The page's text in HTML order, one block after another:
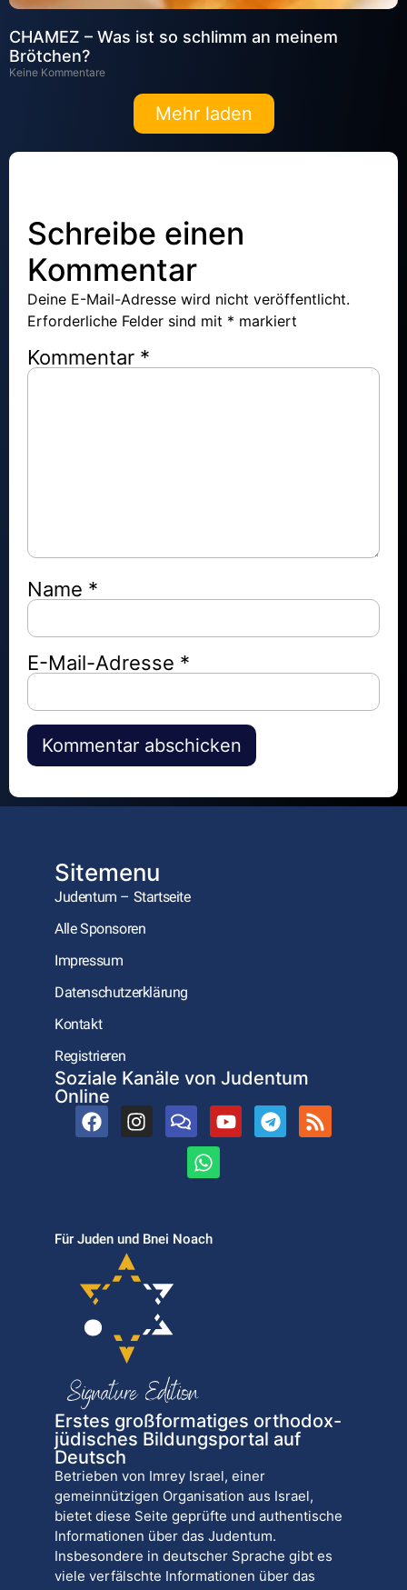
CHAMEZ – Was ist so schlimm an meinem
Brötchen?
Keine Kommentare
Mehr laden
Schreibe einen
Kommentar
Deine E-Mail-Adresse wird nicht veröffentlicht.
Erforderliche Felder sind mit * markiert
Kommentar *
Name *
E-Mail-Adresse *
Alternative:
Sitemenu
Judentum – Startseite
Alle Sponsoren
Impressum
Datenschutzerklärung
Kontakt
Registrieren
Soziale Kanäle von Judentum
Online
Für Juden und Bnei Noach
Erstes großformatiges orthodox-
jüdisches Bildungsportal auf
Deutsch
Betrieben von Imrey Israel, einer
gemeinnützigen Organisation aus Israel,
bietet diese Seite geprüfte und authentische
Informationen über das Judentum.
Insbesondere in deutscher Sprache gibt es
viele verfälschte Informationen über das